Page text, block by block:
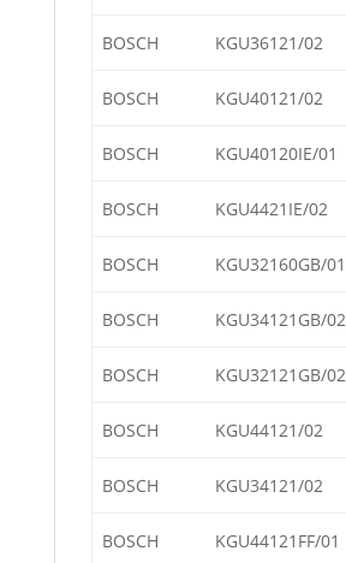
BOSCH KGU36121/02
BOSCH KGU40121/02
BOSCH KGU40120IE/01
BOSCH KGU4421IE/02
BOSCH KGU32160GB/01
BOSCH KGU34121GB/02
BOSCH KGU32121GB/02
BOSCH KGU44121/02
BOSCH KGU34121/02
BOSCH KGU44121FF/01